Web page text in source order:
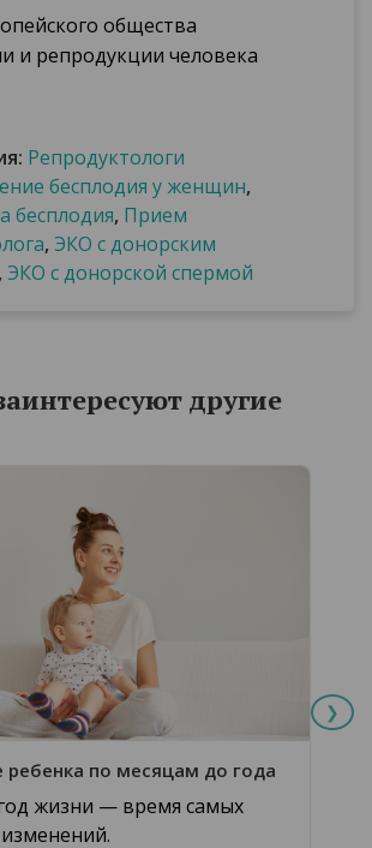
общества
и репродукции человека
Репродуктологи
бесплодия у женщин,
бесплодия, Прием
, ЭКО с донорским
, ЭКО с донорской спермой
другие
ребенка по месяцам до года
жизни — время самых
❯